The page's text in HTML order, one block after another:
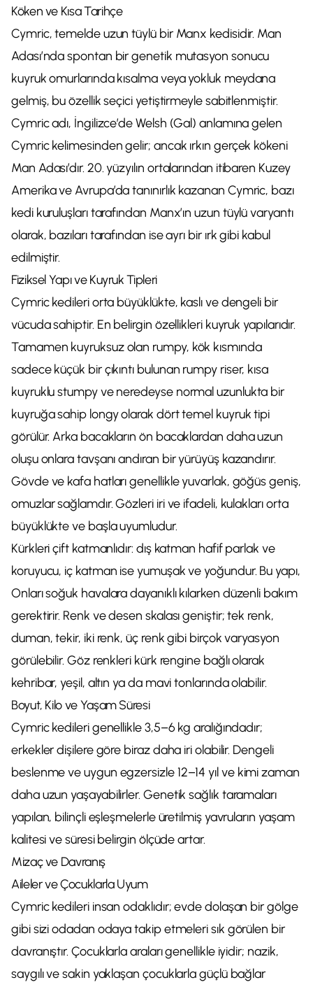
Köken ve Kısa Tarihçe
Cymric, temelde uzun tüylü bir Manx kedisidir. Man
Adası’nda spontan bir genetik mutasyon sonucu
kuyruk omurlarında kısalma veya yokluk meydana
gelmiş, bu özellik seçici yetiştirmeyle sabitlenmiştir.
Cymric adı, İngilizce’de Welsh (Gal) anlamına gelen
Cymric kelimesinden gelir; ancak ırkın gerçek kökeni
Man Adası’dır. 20. yüzyılın ortalarından itibaren Kuzey
Amerika ve Avrupa’da tanınırlık kazanan Cymric, bazı
kedi kuruluşları tarafından Manx’ın uzun tüylü varyantı
olarak, bazıları tarafından ise ayrı bir ırk gibi kabul
edilmiştir.
Fiziksel Yapı ve Kuyruk Tipleri
Cymric kedileri orta büyüklükte, kaslı ve dengeli bir
vücuda sahiptir. En belirgin özellikleri kuyruk yapılarıdır.
Tamamen kuyruksuz olan rumpy, kök kısmında
sadece küçük bir çıkıntı bulunan rumpy riser, kısa
kuyruklu stumpy ve neredeyse normal uzunlukta bir
kuyruğa sahip longy olarak dört temel kuyruk tipi
görülür. Arka bacakların ön bacaklardan daha uzun
oluşu onlara tavşanı andıran bir yürüyüş kazandırır.
Gövde ve kafa hatları genellikle yuvarlak, göğüs geniş,
omuzlar sağlamdır. Gözleri iri ve ifadeli, kulakları orta
büyüklükte ve başla uyumludur.
Kürkleri çift katmanlıdır: dış katman hafif parlak ve
koruyucu, iç katman ise yumuşak ve yoğundur. Bu yapı,
Onları soğuk havalara dayanıklı kılarken düzenli bakım
gerektirir. Renk ve desen skalası geniştir; tek renk,
duman, tekir, iki renk, üç renk gibi birçok varyasyon
görülebilir. Göz renkleri kürk rengine bağlı olarak
kehribar, yeşil, altın ya da mavi tonlarında olabilir.
Boyut, Kilo ve Yaşam Süresi
Cymric kedileri genellikle 3,5–6 kg aralığındadır;
erkekler dişilere göre biraz daha iri olabilir. Dengeli
beslenme ve uygun egzersizle 12–14 yıl ve kimi zaman
daha uzun yaşayabilirler. Genetik sağlık taramaları
yapılan, bilinçli eşleşmelerle üretilmiş yavruların yaşam
kalitesi ve süresi belirgin ölçüde artar.
Mizaç ve Davranış
Aileler ve Çocuklarla Uyum
Cymric kedileri insan odaklıdır; evde dolaşan bir gölge
gibi sizi odadan odaya takip etmeleri sık görülen bir
davranıştır. Çocuklarla araları genellikle iyidir; nazik,
saygılı ve sakin yaklaşan çocuklarla güçlü bağlar